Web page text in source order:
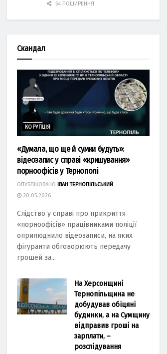
54 ПОШИРЕННЯ
Скандал
КОРУПЦІЯ
«Думала, що ще й сумки будуть»:
відеозапис у справі «кришування»
порноофісів у Тернополі
ОПУБЛІКОВАНО
ІВАН ТЕРНОПІЛЬСЬКИЙ
20.05.2026
Слідство у справі про прикриття
«порноофісів» працівниками поліції
оприлюднило відеозаписи, на яких
фігуранти обговорюють передачу
грошей за...
На Херсонщині
Тернопільщина не
добудував обіцяні
будинки, а на Сумщину
відправив гроші на
зарплати, –
розслідування